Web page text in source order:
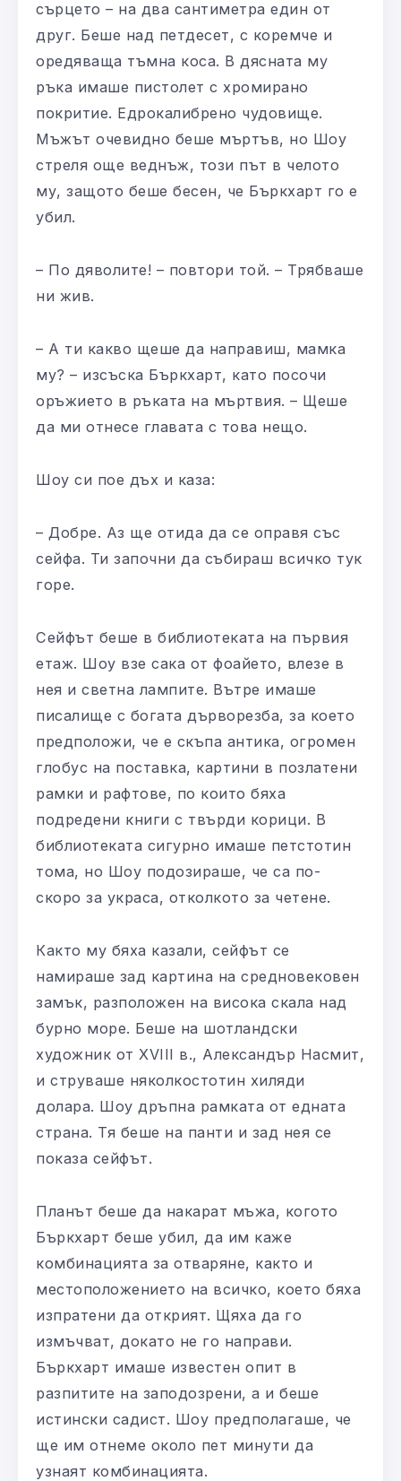
сърцето – на два сантиметра един от
друг. Беше над петдесет, с коремче и
оредяваща тъмна коса. В дясната му
ръка имаше пистолет с хромирано
покритие. Едрокалибрено чудовище.
Мъжът очевидно беше мъртъв, но Шоу
стреля още веднъж, този път в челото
му, защото беше бесен, че Бъркхарт го е
убил.
– По дяволите! – повтори той. – Трябваше
ни жив.
– А ти какво щеше да направиш, мамка
му? – изсъска Бъркхарт, като посочи
оръжието в ръката на мъртвия. – Щеше
да ми отнесе главата с това нещо.
Шоу си пое дъх и каза:
– Добре. Аз ще отида да се оправя със
сейфа. Ти започни да събираш всичко тук
горе.
Сейфът беше в библиотеката на първия
етаж. Шоу взе сака от фоайето, влезе в
нея и светна лампите. Вътре имаше
писалище с богата дърворезба, за което
предположи, че е скъпа антика, огромен
глобус на поставка, картини в позлатени
рамки и рафтове, по които бяха
подредени книги с твърди корици. В
библиотеката сигурно имаше петстотин
тома, но Шоу подозираше, че са по-
скоро за украса, отколкото за четене.
Както му бяха казали, сейфът се
намираше зад картина на средновековен
замък, разположен на висока скала над
бурно море. Беше на шотландски
художник от XVIII в., Александър Насмит,
и струваше няколкостотин хиляди
долара. Шоу дръпна рамката от едната
страна. Тя беше на панти и зад нея се
показа сейфът.
Планът беше да накарат мъжа, когото
Бъркхарт беше убил, да им каже
комбинацията за отваряне, както и
местоположението на всичко, което бяха
изпратени да открият. Щяха да го
измъчват, докато не го направи.
Бъркхарт имаше известен опит в
разпитите на заподозрени, а и беше
истински садист. Шоу предполагаше, че
ще им отнеме около пет минути да
узнаят комбинацията.